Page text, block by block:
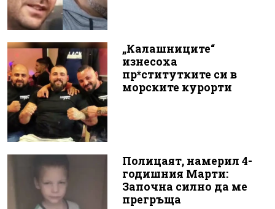
„Калашниците“
изнесоха
пр*ститутките си в
морските курорти
Полицаят, намерил 4-
годишния Марти:
Започна силно да ме
прегръща